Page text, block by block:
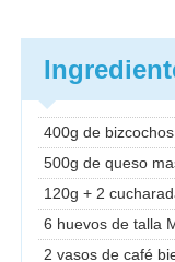
400g de
500g de queso
120g + 2
6 huevos de talla
2 vasos de café